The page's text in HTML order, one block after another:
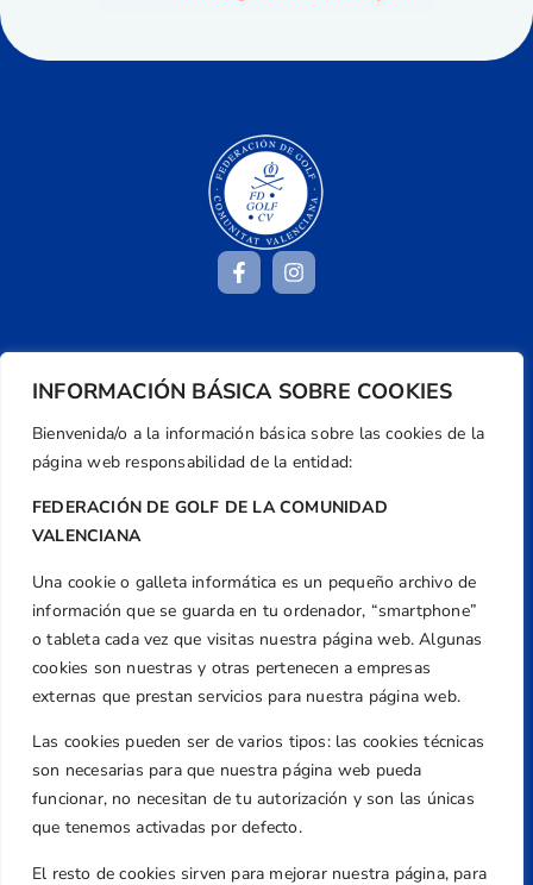
INFORMACIÓN BÁSICA SOBRE COOKIES
Bienvenida/o a la información básica sobre las cookies de la
página web responsabilidad de la entidad:
FEDERACIÓN DE GOLF DE LA COMUNIDAD
VALENCIANA
Una cookie o galleta informática es un pequeño archivo de
información que se guarda en tu ordenador, “smartphone”
o tableta cada vez que visitas nuestra página web. Algunas
cookies son nuestras y otras pertenecen a empresas
externas que prestan servicios para nuestra página web.
Las cookies pueden ser de varios tipos: las cookies técnicas
son necesarias para que nuestra página web pueda
funcionar, no necesitan de tu autorización y son las únicas
que tenemos activadas por defecto.
El resto de cookies sirven para mejorar nuestra página, para
Centre de L´Esport, Carrer d'Isaac Peral i
Caballero, Nº 5, Despachos 2 y 3, 46980,
Valencia
+34 961 367 799
federacion@golfcv.com
Aviso Legal
Política de Privacidad
Transparencia
Normativa
Federación
Revista